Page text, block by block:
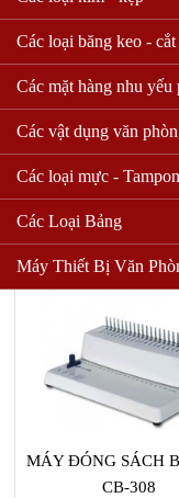
Các loại băng keo -
Các mặt hàng nhu yếu
Các vật dụng văn
Các loại mực -
Các Loại Bảng
Máy Thiết Bị Văn
MÁY ĐÓNG SÁCH
CB-9026A
3,450,000 VND
Mua hàng
MÁY ĐÓNG SÁCH
CB-308